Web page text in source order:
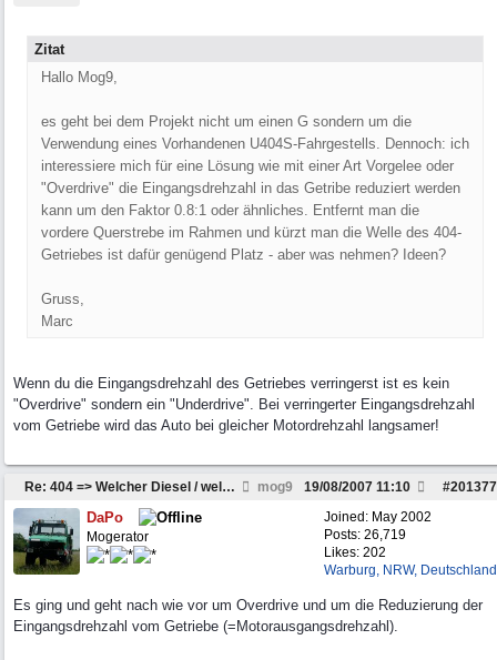
Zitat
Hallo Mog9,
es geht bei dem Projekt nicht um einen G sondern um die
Verwendung eines Vorhandenen U404S-Fahrgestells. Dennoch: ich
interessiere mich für eine Lösung wie mit einer Art Vorgelee oder
"Overdrive" die Eingangsdrehzahl in das Getribe reduziert werden
kann um den Faktor 0.8:1 oder ähnliches. Entfernt man die
vordere Querstrebe im Rahmen und kürzt man die Welle des 404-
Getriebes ist dafür genügend Platz - aber was nehmen? Ideen?
Gruss,
Marc
Wenn du die Eingangsdrehzahl des Getriebes verringerst ist es kein
"Overdrive" sondern ein "Underdrive". Bei verringerter Eingangsdrehzahl
vom Getriebe wird das Auto bei gleicher Motordrehzahl langsamer!
Re: 404 => Welcher Diesel / welches Getriebe passt mog9 #201377
19/08/2007 11:10
Joined: May 2002
Posts: 26,719
Likes: 202
Warburg, NRW, Deutschland
DaPo
Mogerator
Es ging und geht nach wie vor um Overdrive und um die Reduzierung der
Eingangsdrehzahl vom Getriebe (=Motorausgangsdrehzahl).